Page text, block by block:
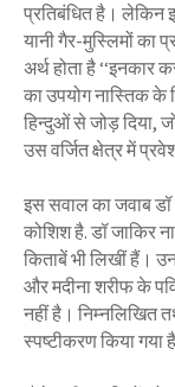
प्रतिबंधित है। लेकिन
यानी गैर-मुस्लिमों का
अर्थ होता है ‘‘इनकार
का उपयोग नास्तिक के
हिन्दुओं से जोड़ दिया,
उस वर्जित क्षेत्र में
इस सवाल का जवाब
कोशिश है. डॉ जाकिर
किताबें भी लिखीं हैं।
और मदीना शरीफ के
नहीं है। निम्नलिखित
स्पष्टीकरण किया गया